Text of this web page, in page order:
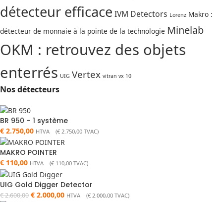
détecteur efficace IVM Detectors Lorenz Makro :
détecteur de monnaie à la pointe de la technologie Minelab
OKM : retrouvez des objets
enterrés UIG Vertex vitran vx 10
Nos détecteurs
BR 950 – 1 système
€ 2.750,00 HTVA (€ 2.750,00 TVAC)
MAKRO POINTER
€ 110,00 HTVA (€ 110,00 TVAC)
UIG Gold Digger Detector
€2.600,00 € 2.000,00 HTVA (€ 2.000,00 TVAC)